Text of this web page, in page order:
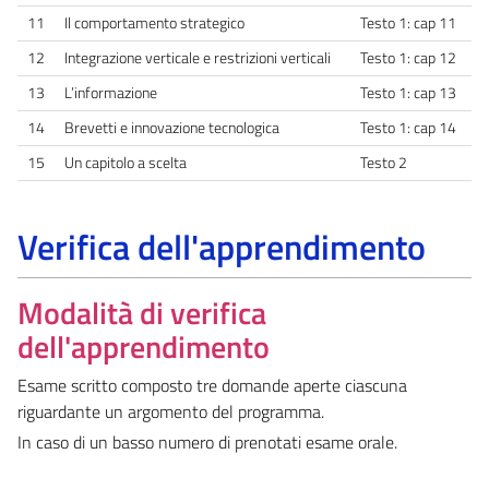
11 Il comportamento strategico
Testo 1: cap 11
12
Integrazione verticale e restrizioni verticali
Testo 1: cap 12
13
L’informazione
Testo 1: cap 13
14
Brevetti e innovazione tecnologica
Testo 1: cap 14
15
Un capitolo a scelta Testo 2
Verifica dell'apprendimento
Modalità di verifica
dell'apprendimento
Esame scritto composto tre domande aperte ciascuna
riguardante un argomento del programma.
In caso di un basso numero di prenotati esame orale.